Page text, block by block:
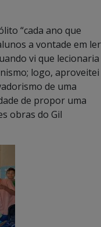
“cada ano que
a vontade em ler
vi que lecionaria
logo, aproveitei
de uma
de propor uma
obras do Gil